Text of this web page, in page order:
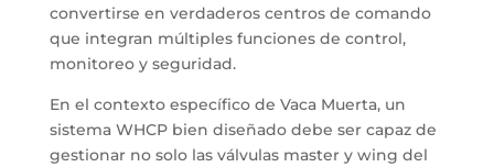
convertirse en verdaderos centros de comando
que integran múltiples funciones de control,
monitoreo y seguridad.
En el contexto específico de Vaca Muerta, un
sistema WHCP bien diseñado debe ser capaz de
gestionar no solo las válvulas master y wing del